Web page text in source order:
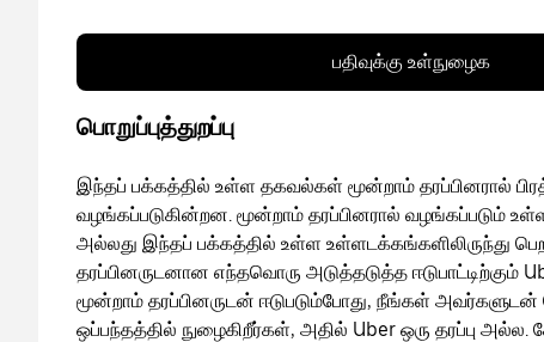
பதிவுக்கு உள்நுழைக
பொறுப்புத்துறப்பு
இந்தப் பக்கத்தில் உள்ள தகவல்கள் மூன்றாம் தரப்பினரால்
வழங்கப்படுகின்றன. மூன்றாம் தரப்பினரால் வழங்கப்படும்
அல்லது இந்தப் பக்கத்தில் உள்ள உள்ளடக்கங்களிலிருந்து
தரப்பினருடனான எந்தவொரு அடுத்தடுத்த ஈடுபாட்டிற்கும்
மூன்றாம் தரப்பினருடன் ஈடுபடும்போது, நீங்கள் அவர்களுடன்
ஒப்பந்தத்தில் நுழைகிறீர்கள், அதில் Uber ஒரு தரப்பு அல்ல.